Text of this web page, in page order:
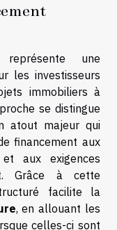
représente une
les investisseurs
immobiliers à
se distingue
atout majeur qui
financement aux
aux exigences
Grâce à cette
facilite la
, en allouant les
celles-ci sont